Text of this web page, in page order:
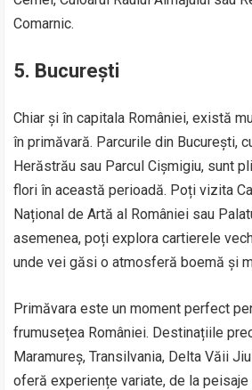
Comarnic.
5. București
Chiar și în capitala României, există
în primăvară. Parcurile din București,
Herăstrău sau Parcul Cișmigiu, sunt
flori în această perioadă. Poți vizita
Național de Artă al României sau
asemenea, poți explora cartierele
unde vei găsi o atmosferă boemă și
Primăvara este un moment perfect
frumusețea României. Destinațiile
Maramureș, Transilvania, Delta Văii
oferă experiențe variate, de la